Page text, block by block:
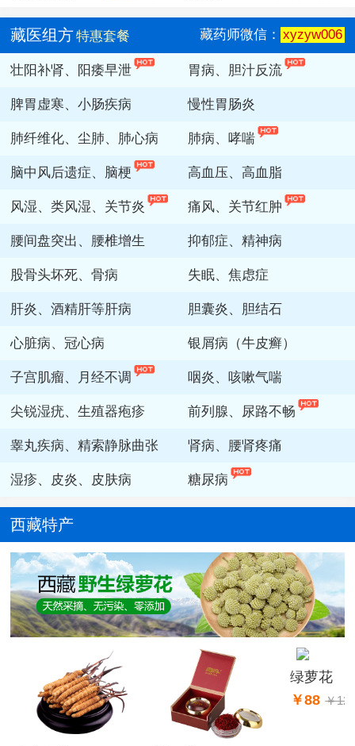
藏医组方特惠套餐 藏药师微信： xyzyw006
壮阳补肾、阳痿早泄 胃病、胆汁反流
脾胃虚寒、小肠疾病 慢性胃肠炎
肺纤维化、尘肺、肺心病 肺病、哮喘
脑中风后遗症、脑梗 高血压、高血脂
风湿、类风湿、关节炎 痛风、关节红肿
腰间盘突出、腰椎增生 抑郁症、精神病
股骨头坏死、骨病 失眠、焦虑症
肝炎、酒精肝等肝病 胆囊炎、胆结石
心脏病、冠心病 银屑病（牛皮癣）
子宫肌瘤、月经不调 咽炎、咳嗽气喘
尖锐湿疣、生殖器疱疹 前列腺、尿路不畅
睾丸疾病、精索静脉曲张 肾病、腰肾疼痛
湿疹、皮炎、皮肤病 糖尿病
西藏特产
绿萝花
￥88 ￥